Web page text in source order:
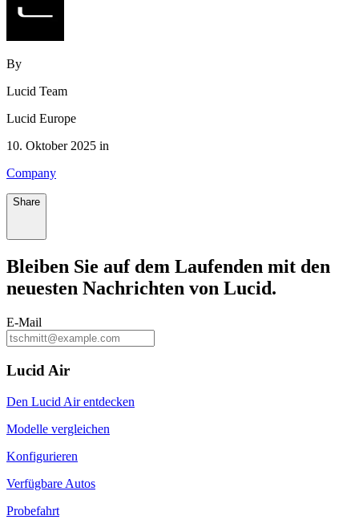
By
Lucid Team
Lucid Europe
10. Oktober 2025 in
Company
Share
Bleiben Sie auf dem Laufenden mit den
neuesten Nachrichten von Lucid.
E-Mail
Lucid Air
Den Lucid Air entdecken
Modelle vergleichen
Konfigurieren
Verfügbare Autos
Probefahrt